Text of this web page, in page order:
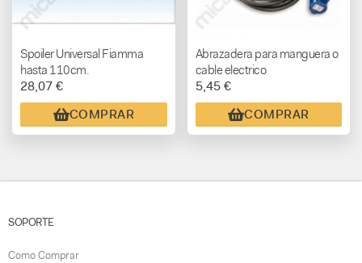
Spoiler Universal Fiamma
hasta 110cm.
28,07 €
COMPRAR
Abrazadera para manguera o
cable electrico
5,45 €
COMPRAR
SOPORTE
Como Comprar